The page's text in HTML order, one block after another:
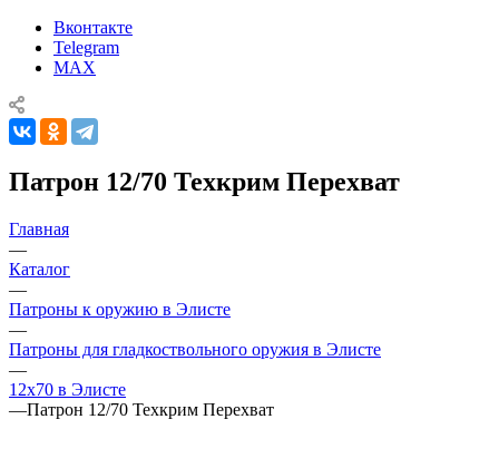
Вконтакте
Telegram
MAX
Патрон 12/70 Техкрим Перехват
Главная
—
Каталог
—
Патроны к оружию в Элисте
—
Патроны для гладкоствольного оружия в Элисте
—
12х70 в Элисте
—Патрон 12/70 Техкрим Перехват